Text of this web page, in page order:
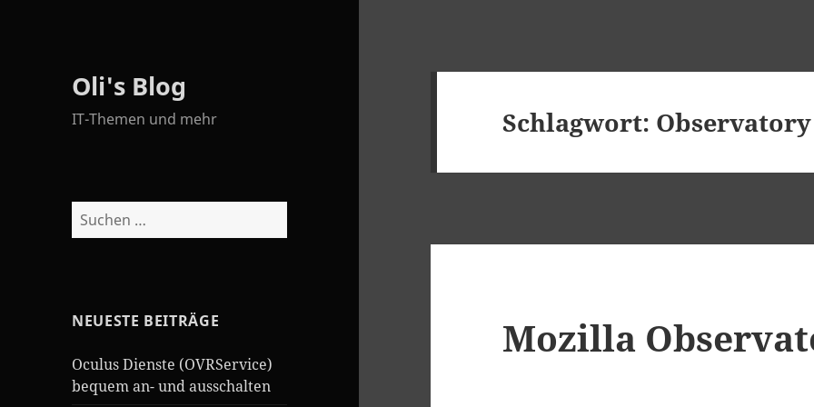
Oli's Blog
IT-Themen und mehr
Suchen
nach:
NEUESTE BEITRÄGE
Oculus Dienste (OVRService)
bequem an- und ausschalten
Schlagwort: Observatory
Mozilla